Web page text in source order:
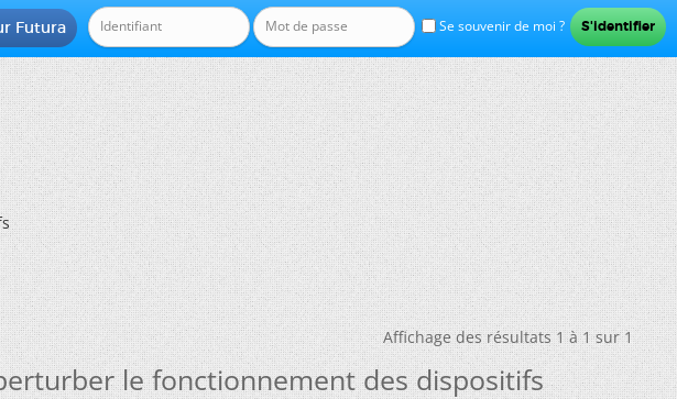
Se souvenir de moi ?
Futura
Affichage des résultats 1 à 1 sur 1
le fonctionnement des dispositifs